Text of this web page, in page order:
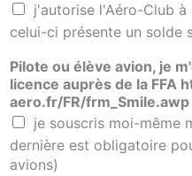
j'autorise l'Aéro-Club
celui-ci présente un solde
Pilote ou élève avion, je
licence auprès de la FFA
aero.fr/FR/frm_Smile.awp
je souscris moi-même
dernière est obligatoire
avions)